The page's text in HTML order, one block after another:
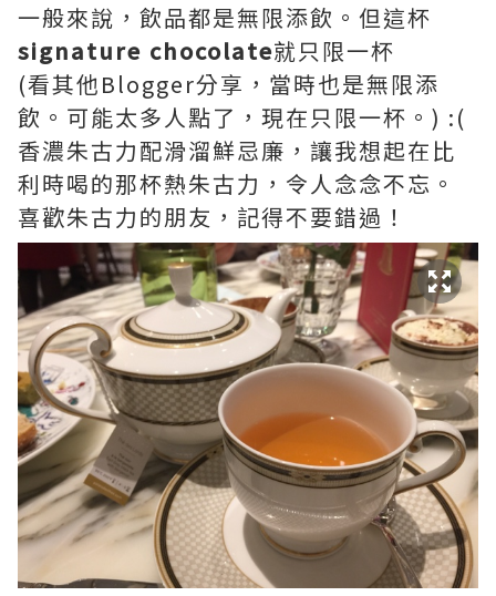
一般來說，飲品都是無限添飲。但這杯
signature chocolate就只限一杯
(看其他Blogger分享，當時也是無限添
飲。可能太多人點了，現在只限一杯。) :(
香濃朱古力配滑溜鮮忌廉，讓我想起在比
利時喝的那杯熱朱古力，令人念念不忘。
喜歡朱古力的朋友，記得不要錯過！